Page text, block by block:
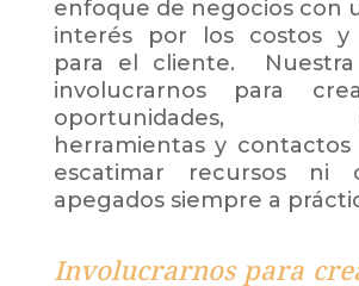
enfoque de negocios con
interés por los costos y
para el cliente. Nuestra
involucrarnos para
oportunidades,
herramientas y contactos
escatimar recursos ni
apegados siempre a
Involucrarnos para